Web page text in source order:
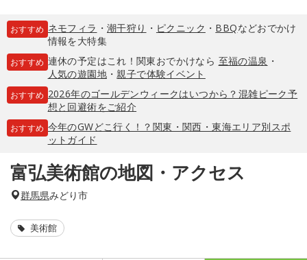
おすすめ ネモフィラ ・ 潮干狩り ・ ピクニック ・ BBQなどおでかけ
情報を大特集
おすすめ 連休の予定はこれ！関東おでかけなら 至福の温泉 ・
人気の遊園地・親子で体験イベント
おすすめ 2026年のゴールデンウィークはいつから？混雑ピーク予
想と回避術をご紹介
おすすめ 今年のGWどこ行く！？関東・関西・東海エリア別スポ
ットガイド
富弘美術館の地図・アクセス
群馬県みどり市
美術館